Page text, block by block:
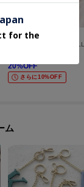
SHOO・LA・RUE
20%OFF
さらに10%OFF
ム